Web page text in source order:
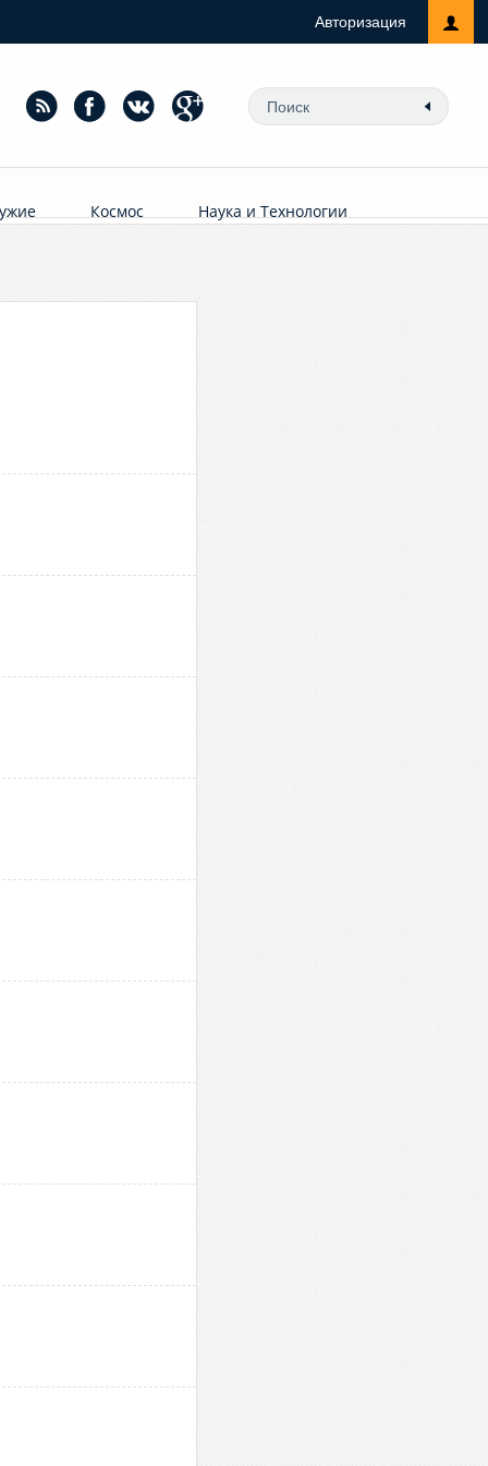
Авторизация
Космос Наука и Технологии